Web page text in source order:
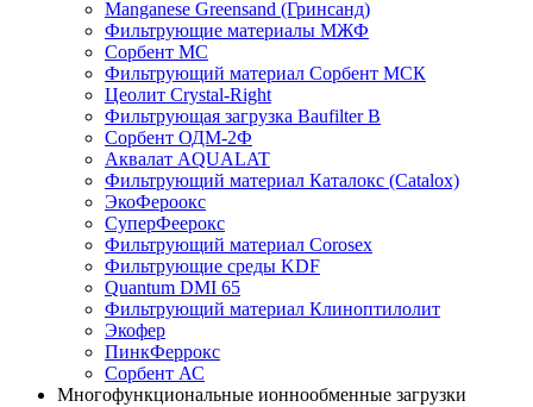
Manganese Greensand (Гринсанд)
Фильтрующие материалы МЖФ
Сорбент МС
Фильтрующий материал Сорбент МСК
Цеолит Crystal-Right
Фильтрующая загрузка Baufilter B
Сорбент ОДМ-2Ф
Аквалат AQUALAT
Фильтрующий материал Каталокс (Catalox)
ЭкоФероокс
СуперФеерокс
Фильтрующий материал Corosex
Фильтрующие среды KDF
Quantum DMI 65
Фильтрующий материал Клиноптилолит
Экофер
ПинкФеррокс
Сорбент АС
Многофункциональные ионнообменные загрузки